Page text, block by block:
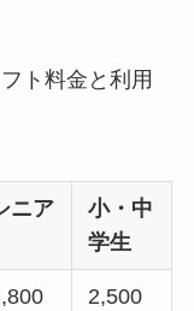
ト料金と利用
ニア
小・中
学生
2,500